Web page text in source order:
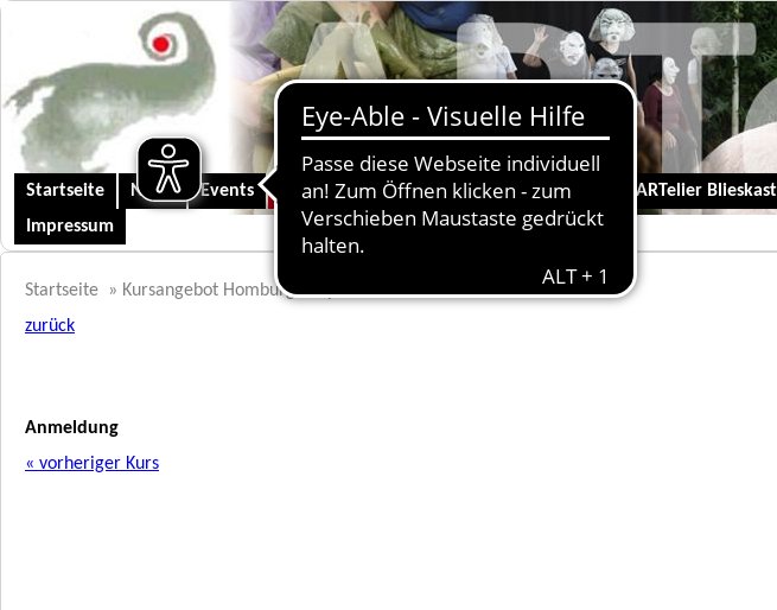
Startseite News Events Kursangebot Homburg Kunst und Kinder-ARTelier
Impressum
Startseite » Kursangebot Homburg » Spezielles
zurück
Anmeldung
« vorheriger Kurs